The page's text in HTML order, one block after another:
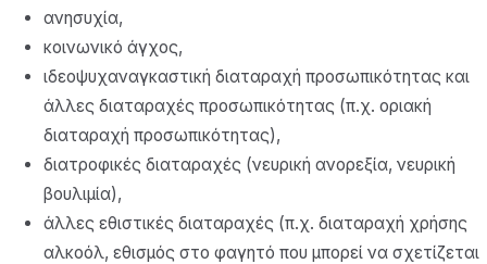
ανησυχία,
κοινωνικό άγχος,
ιδεοψυχαναγκαστική διαταραχή προσωπικότητας και
άλλες διαταραχές προσωπικότητας (π.χ. οριακή
διαταραχή προσωπικότητας),
διατροφικές διαταραχές (νευρική ανορεξία, νευρική
βουλιμία),
άλλες εθιστικές διαταραχές (π.χ. διαταραχή χρήσης
αλκοόλ, εθισμός στο φαγητό που μπορεί να σχετίζεται